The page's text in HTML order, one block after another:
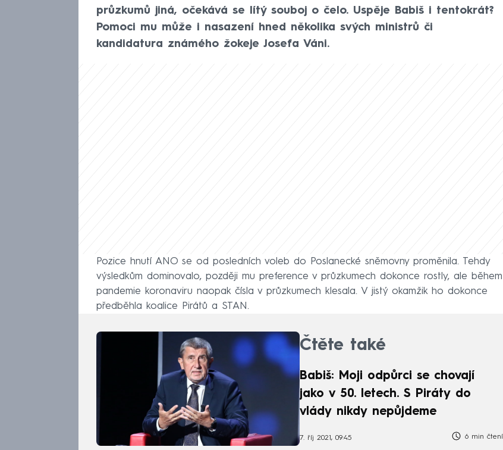
průzkumů jiná, očekává se lítý souboj o čelo. Uspěje Babiš i tentokrát?
Pomoci mu může i nasazení hned několika svých ministrů či
kandidatura známého žokeje Josefa Váni.
Pozice hnutí ANO se od posledních voleb do Poslanecké sněmovny proměnila. Tehdy
výsledkům dominovalo, později mu preference v průzkumech dokonce rostly, ale během
pandemie koronaviru naopak čísla v průzkumech klesala. V jistý okamžik ho dokonce
předběhla koalice Pirátů a STAN.
Čtěte také
Babiš: Moji odpůrci se chovají
jako v 50. letech. S Piráty do
vlády nikdy nepůjdeme
7. říj 2021, 09:45 6 min čtení